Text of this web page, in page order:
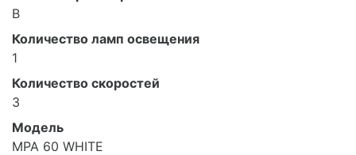
B
Количество ламп освещения
1
Количество скоростей
3
Модель
MPA 60 WHITE